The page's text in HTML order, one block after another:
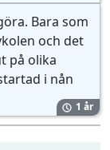
Bara som
och det
på olika
i nån
1 år